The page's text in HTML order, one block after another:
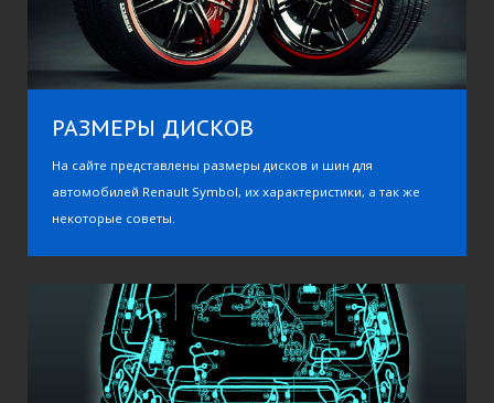
RENAULT SYMBOL
Мы любим надежность
РАЗМЕРЫ ДИСКОВ
На сайте представлены размеры дисков и шин для
автомобилей Renault Symbol, их характеристики, а так же
некоторые советы.